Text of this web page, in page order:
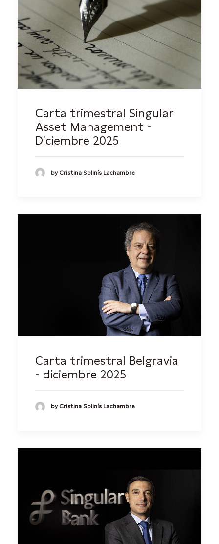
Carta trimestral Singular
Asset Management -
Diciembre 2025
by Cristina Solinís Lachambre
Carta trimestral Belgravia
- diciembre 2025
by Cristina Solinís Lachambre